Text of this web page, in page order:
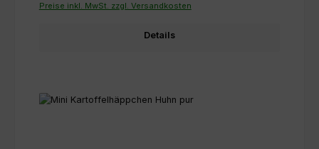
Preise inkl. MwSt. zzgl. Versandkosten
Details